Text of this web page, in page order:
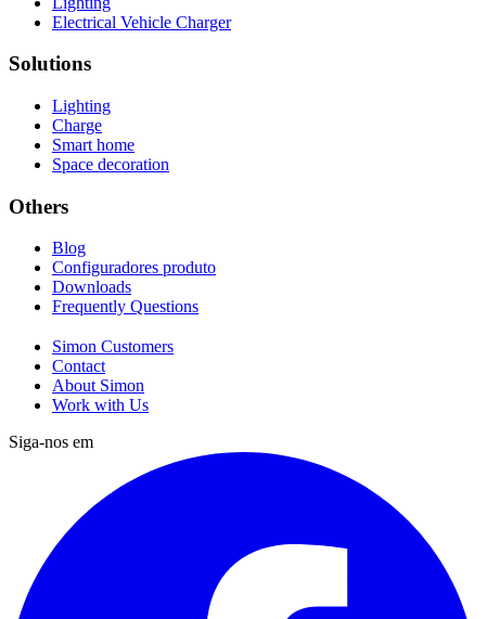
Electrical Vehicle Charger
Solutions
Lighting
Charge
Smart home
Space decoration
Others
Blog
Configuradores produto
Downloads
Frequently Questions
Simon Customers
Contact
About Simon
Work with Us
Siga-nos em